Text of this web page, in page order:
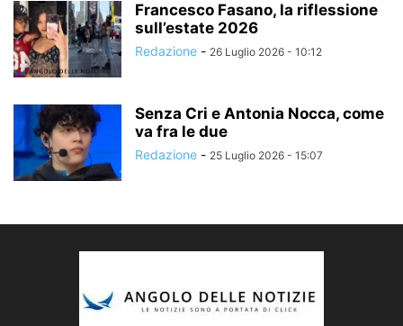
Francesco Fasano, la riflessione
sull’estate 2026
Redazione - 26 Luglio 2026 - 10:12
Senza Cri e Antonia Nocca, come
va fra le due
Redazione - 25 Luglio 2026 - 15:07